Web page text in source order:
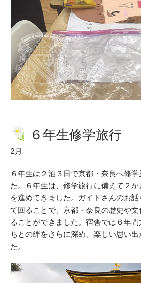
６年生修学旅行
2月
６年生は２泊３日で京都・奈良へ修
た。６年生は、修学旅行に備えて２
を進めてきました。ガイドさんのお
て回ることで、京都・奈良の歴史や
ることができました。宿舎では６年
ちとの絆をさらに深め、楽しい思い
た。